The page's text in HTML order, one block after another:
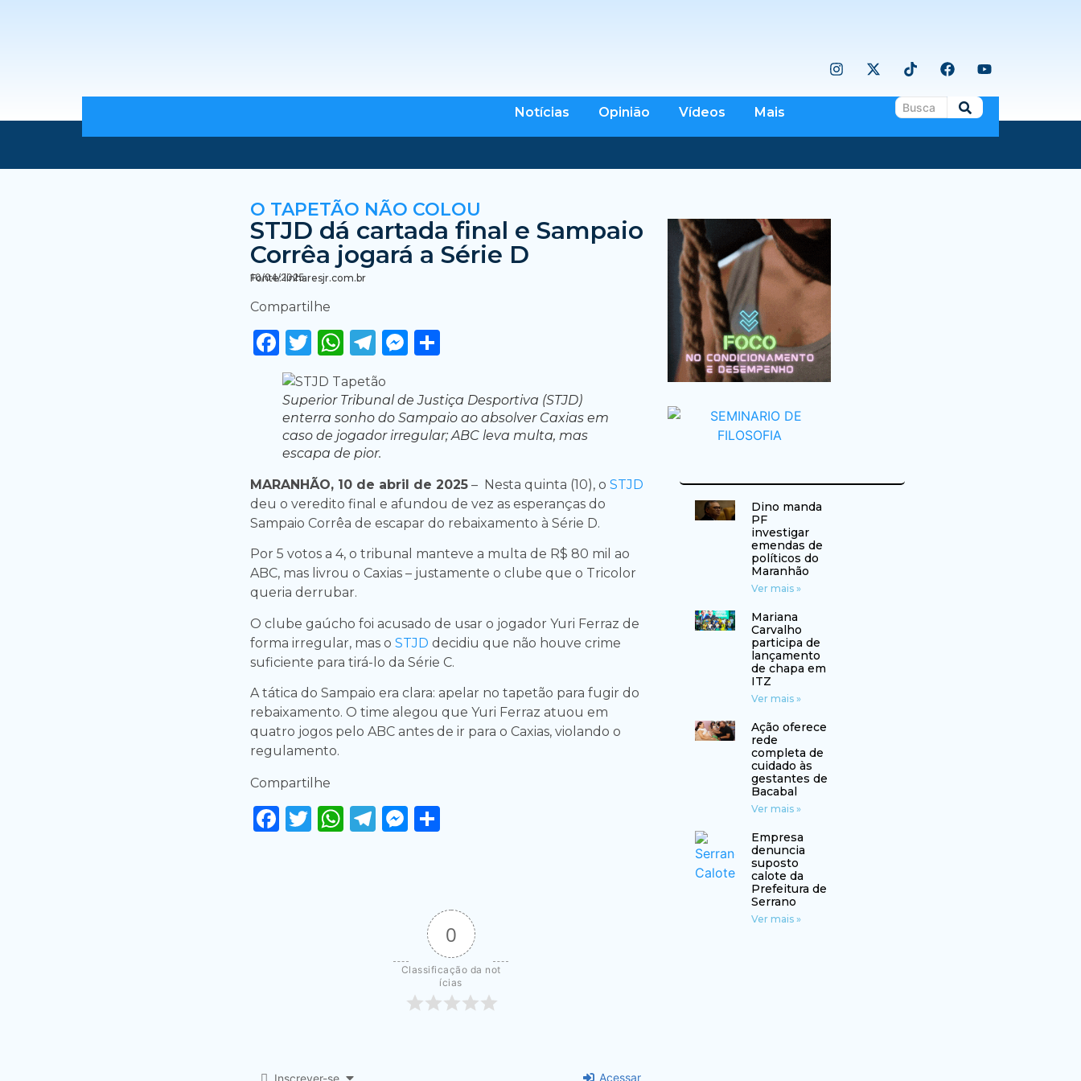
Notícias Opinião Vídeos Mais
O TAPETÃO NÃO COLOU
STJD dá cartada final e Sampaio
Corrêa jogará a Série D
Fonte: linharesjr.com.br
10/04/2025
Compartilhe
Facebook
Twitter
WhatsApp
Telegram
Messenger
Superior Tribunal de Justiça Desportiva (STJD)
enterra sonho do Sampaio ao absolver Caxias em
caso de jogador irregular; ABC leva multa, mas
escapa de pior.
MARANHÃO, 10 de abril de 2025 – Nesta quinta (10), o STJD
deu o veredito final e afundou de vez as esperanças do
Sampaio Corrêa de escapar do rebaixamento à Série D.
Por 5 votos a 4, o tribunal manteve a multa de R$ 80 mil ao
ABC, mas livrou o Caxias – justamente o clube que o Tricolor
queria derrubar.
O clube gaúcho foi acusado de usar o jogador Yuri Ferraz de
forma irregular, mas o STJD decidiu que não houve crime
suficiente para tirá-lo da Série C.
A tática do Sampaio era clara: apelar no tapetão para fugir do
rebaixamento. O time alegou que Yuri Ferraz atuou em
quatro jogos pelo ABC antes de ir para o Caxias, violando o
regulamento.
Compartilhe
Facebook
Twitter
WhatsApp
Telegram
Messenger
0
Classificação da not
ícias
Acessar
Dino manda
PF
investigar
emendas de
políticos do
Maranhão
Ver mais »
Mariana
Carvalho
participa de
lançamento
de chapa em
ITZ
Ver mais »
Ação oferece
rede
completa de
cuidado às
gestantes de
Bacabal
Ver mais »
Empresa
denuncia
suposto
calote da
Prefeitura de
Serrano
Ver mais »